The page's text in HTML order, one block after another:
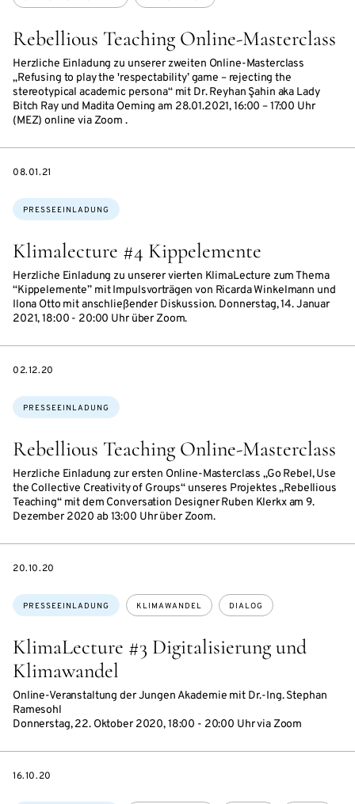
Rebellious Teaching Online-Masterclass
Herzliche Einladung zu unserer zweiten Online-Masterclass
„Refusing to play the 'respectability’ game – rejecting the
stereotypical academic persona“ mit Dr. Reyhan Şahin aka Lady
Bitch Ray und Madita Oeming am 28.01.2021, 16:00 – 17:00 Uhr
(MEZ) online via Zoom .
Klimalecture #4 Kippelemente
Herzliche Einladung zu unserer vierten KlimaLecture zum Thema
“Kippelemente” mit Impulsvorträgen von Ricarda Winkelmann und
Ilona Otto mit anschließender Diskussion. Donnerstag, 14. Januar
2021, 18:00 - 20:00 Uhr über Zoom.
Themen:
PRESSEEINLADUNG
DATE
08.01.21
Rebellious Teaching Online-Masterclass
Herzliche Einladung zur ersten Online-Masterclass „Go Rebel, Use
the Collective Creativity of Groups“ unseres Projektes „Rebellious
Teaching“ mit dem Conversation Designer Ruben Klerkx am 9.
Dezember 2020 ab 13:00 Uhr über Zoom.
Themen:
PRESSEEINLADUNG
DATE
02.12.20
KlimaLecture #3 Digitalisierung und
Klimawandel
Online-Veranstaltung der Jungen Akademie mit Dr.-Ing. Stephan
Ramesohl
Donnerstag, 22. Oktober 2020, 18:00 - 20:00 Uhr via Zoom
Themen:
PRESSEEINLADUNG KLIMAWANDEL DIALOG
DATE
20.10.20
DATE
16.10.20